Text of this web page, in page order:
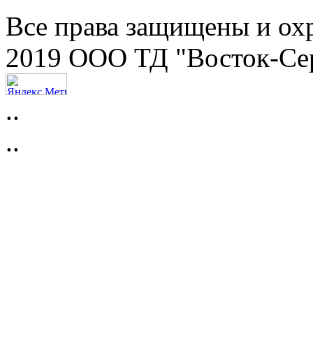
Все права защищены и
2019 ООО ТД "Восток-
..
..